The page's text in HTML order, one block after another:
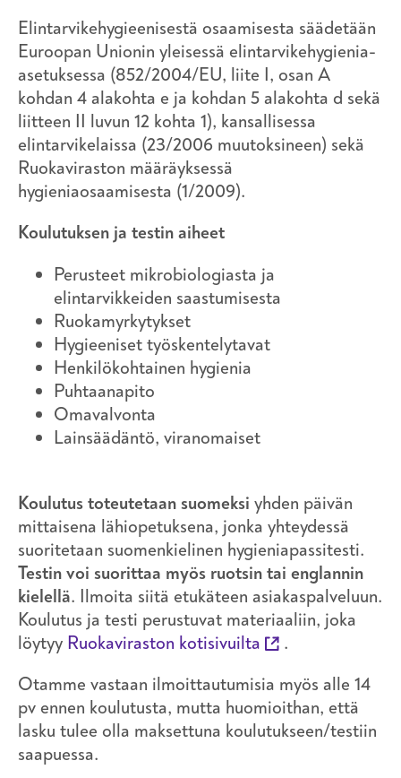
Elintarvikehygieenisestä osaamisesta säädetään
Euroopan Unionin yleisessä elintarvikehygienia-
asetuksessa (852/2004/EU, liite I, osan A
kohdan 4 alakohta e ja kohdan 5 alakohta d sekä
liitteen II luvun 12 kohta 1), kansallisessa
elintarvikelaissa (23/2006 muutoksineen) sekä
Ruokaviraston määräyksessä
hygieniaosaamisesta (1/2009).
Koulutuksen ja testin aiheet
Perusteet mikrobiologiasta ja
elintarvikkeiden saastumisesta
Ruokamyrkytykset
Hygieeniset työskentelytavat
Henkilökohtainen hygienia
Puhtaanapito
Omavalvonta
Lainsäädäntö, viranomaiset
Koulutus toteutetaan suomeksi yhden päivän
mittaisena lähiopetuksena, jonka yhteydessä
suoritetaan suomenkielinen hygieniapassitesti.
Testin voi suorittaa myös ruotsin tai englannin
kielellä. Ilmoita siitä etukäteen asiakaspalveluun.
Koulutus ja testi perustuvat materiaaliin, joka
löytyy Ruokaviraston kotisivuilta
.
Otamme vastaan ilmoittautumisia myös alle 14
pv ennen koulutusta, mutta huomioithan, että
lasku tulee olla maksettuna koulutukseen/testiin
saapuessa.